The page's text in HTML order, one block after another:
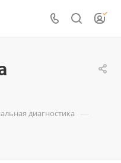
диагностика —